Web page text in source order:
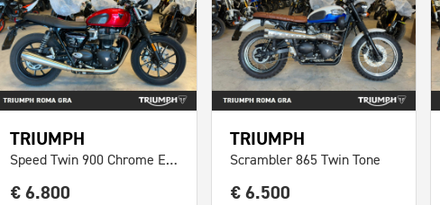
TRIUMPH
Speed Twin 900 Chrome Edition Abs
€ 6.800
TRIUMPH
Scrambler 865 Twin Tone
€ 6.500